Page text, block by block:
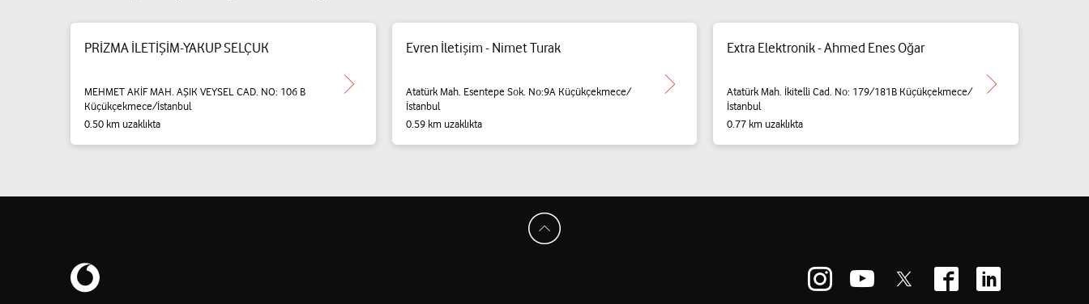
PRİZMA İLETİŞİM-YAKUP SELÇUK
MEHMET AKİF MAH. AŞIK VEYSEL CAD. NO: 106 B
Küçükçekmece/İstanbul
0.50 km uzaklıkta
Evren İletişim - Nimet Turak
Atatürk Mah. Esentepe Sok. No:9A Küçükçekmece/
İstanbul
0.59 km uzaklıkta
Extra Elektronik - Ahmed Enes Oğar
Atatürk Mah. İkitelli Cad. No: 179/181B Küçükçekmece/
İstanbul
0.77 km uzaklıkta